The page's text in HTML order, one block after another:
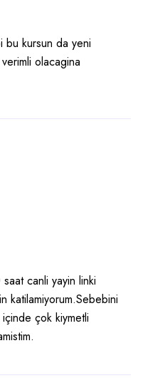
bu kursun da yeni
olacagina
canli yayin linki
katilamiyorum.Sebebini
çok kiymetli